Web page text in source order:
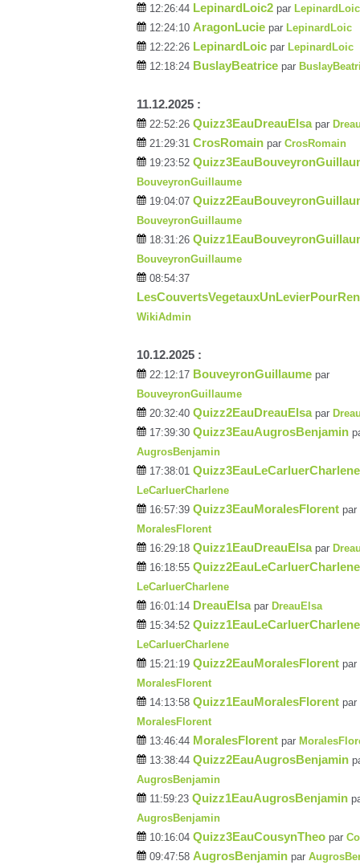
12:26:44 LepinardLoic2 par LepinardLoic
12:24:10 AragonLucie par LepinardLoic
12:22:26 LepinardLoic par LepinardLoic
12:18:24 BuslayBeatrice par
11.12.2025 :
22:52:26 Quizz3EauDreauElsa par
21:29:31 CrosRomain par CrosRomain
19:23:52
BouveyronGuillaume
19:04:07
BouveyronGuillaume
18:31:26
BouveyronGuillaume
08:54:37
WikiAdmin
10.12.2025 :
22:12:17 BouveyronGuillaume par
BouveyronGuillaume
20:32:40 Quizz2EauDreauElsa par
17:39:30 Quizz3EauAugrosBenjamin
AugrosBenjamin
17:38:01 Quizz3EauLeCarluerCharlene
LeCarluerCharlene
16:57:39 Quizz3EauMoralesFlorent par
MoralesFlorent
16:29:18 Quizz1EauDreauElsa par
16:18:55 Quizz2EauLeCarluerCharlene
LeCarluerCharlene
16:01:14 DreauElsa par DreauElsa
15:34:52 Quizz1EauLeCarluerCharlene
LeCarluerCharlene
15:21:19 Quizz2EauMoralesFlorent par
MoralesFlorent
14:13:58 Quizz1EauMoralesFlorent par
MoralesFlorent
13:46:44 MoralesFlorent par
13:38:44 Quizz2EauAugrosBenjamin
AugrosBenjamin
11:59:23 Quizz1EauAugrosBenjamin
AugrosBenjamin
10:16:04 Quizz3EauCousynTheo par
09:47:58 AugrosBenjamin par